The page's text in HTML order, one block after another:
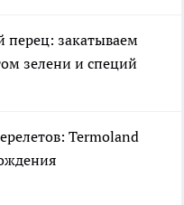
перец: закатываем
зелени и специй
Termoland